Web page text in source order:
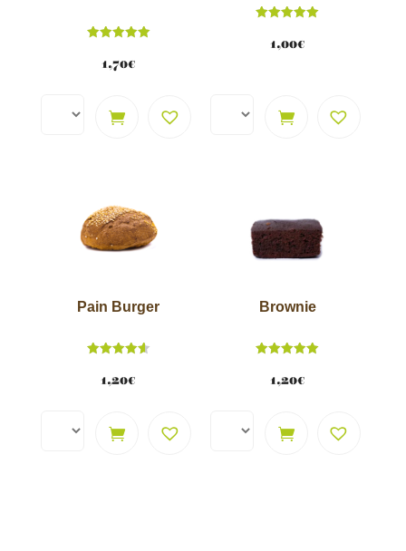
5.00
sur 5
1,70€
5.00
sur 5
1,00€
Pain Burger
4.62
sur 5
1,20€
Brownie
5.00
sur 5
1,20€